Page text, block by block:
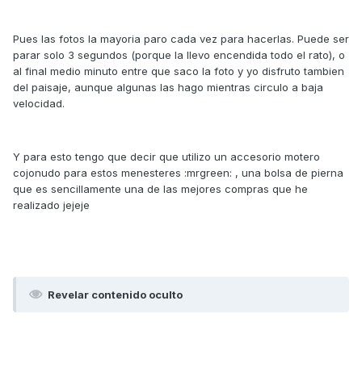
Pues las fotos la mayoria paro cada vez para hacerlas. Puede ser
parar solo 3 segundos (porque la llevo encendida todo el rato), o
al final medio minuto entre que saco la foto y yo disfruto tambien
del paisaje, aunque algunas las hago mientras circulo a baja
velocidad.
Y para esto tengo que decir que utilizo un accesorio motero
cojonudo para estos menesteres :mrgreen: , una bolsa de pierna
que es sencillamente una de las mejores compras que he
realizado jejeje
Revelar contenido oculto